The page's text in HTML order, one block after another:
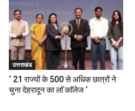
उत्तराखंड
‘ 21 राज्यों के 500 से अधिक छात्रों ने
चुना देहरादून का लाॅ काॅलेज ‘